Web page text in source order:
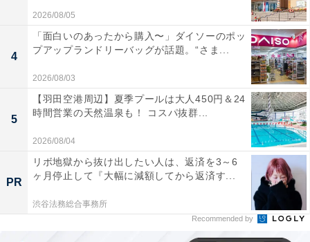
2026/08/05
4
「面白いのあったから購入〜」ダイソーのポッ
プアップランドリーバッグが話題。“さま...
2026/08/03
5
【羽田空港周辺】夏季プールは大人450円＆24
時間営業の天然温泉も！ コスパ抜群...
2026/08/04
PR
リボ地獄から抜け出したい人は、返済を3～6
ヶ月停止して『大幅に減額してから返済す...
渋谷法務総合事務所
Recommended by